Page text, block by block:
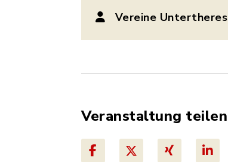
Vereine Untertheres
Veranstaltung teilen